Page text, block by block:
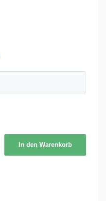
In den Warenkorb